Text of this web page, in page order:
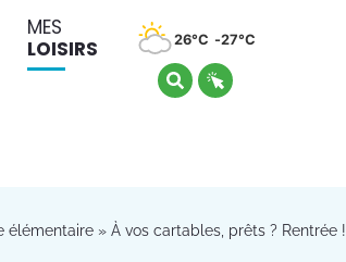
MES
LOISIRS
26°C 27°C
élémentaire » À vos cartables, prêts ? Rentrée !